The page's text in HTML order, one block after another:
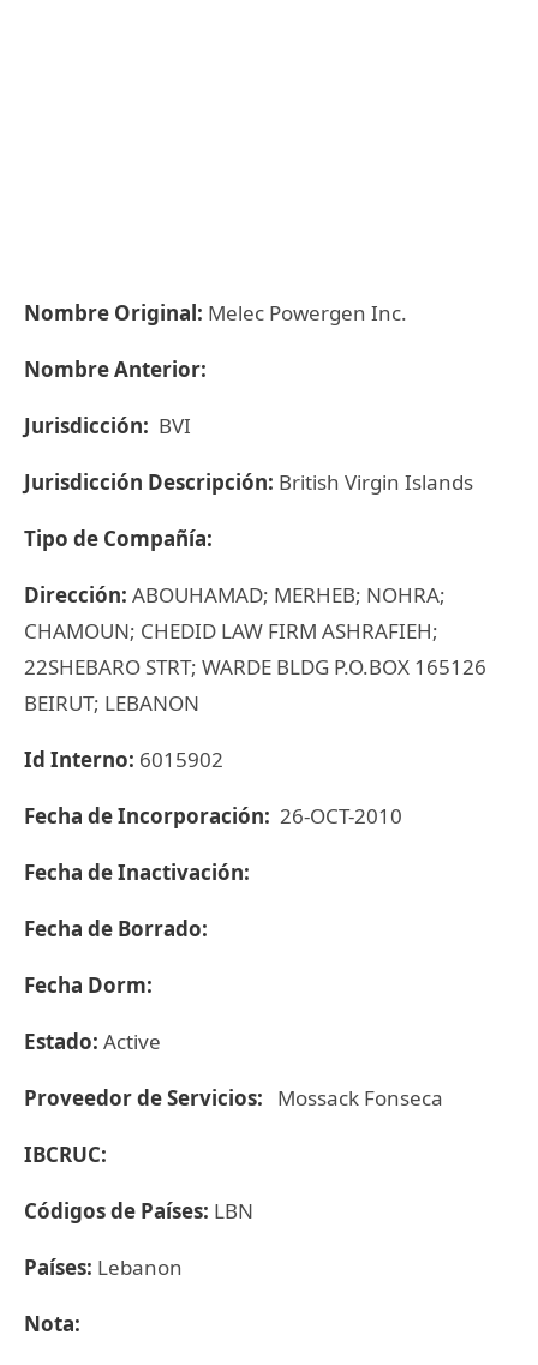
Nombre Original: Melec Powergen Inc.
Nombre Anterior:
Jurisdicción: BVI
Jurisdicción Descripción: British Virgin Islands
Tipo de Compañía:
Dirección: ABOUHAMAD; MERHEB; NOHRA;
CHAMOUN; CHEDID LAW FIRM ASHRAFIEH;
22SHEBARO STRT; WARDE BLDG P.O.BOX 165126
BEIRUT; LEBANON
Id Interno: 6015902
Fecha de Incorporación: 26-OCT-2010
Fecha de Inactivación:
Fecha de Borrado:
Fecha Dorm:
Estado: Active
Proveedor de Servicios: Mossack Fonseca
IBCRUC:
Códigos de Países: LBN
Países: Lebanon
Nota: